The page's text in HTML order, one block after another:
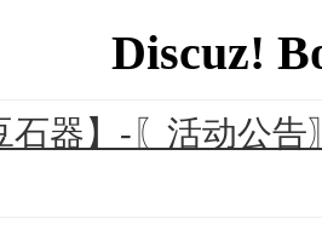
Discuz!
石器】-〖活动公告